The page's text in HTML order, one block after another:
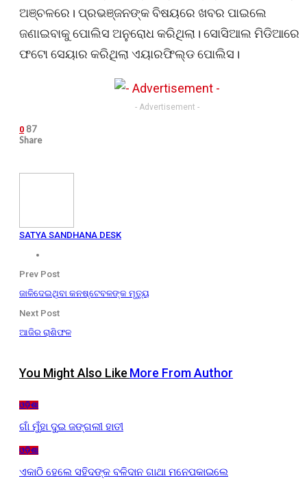
ଅଞ୍ଚଳରେ। ପ୍ରଭଞ୍ଜନଙ୍କ ବିଷୟରେ ଖବର ପାଇଲେ
ଜଣାଇବାକୁ ପୋଲିସ ଅନୁରୋଧ କରିଥିଲା। ସୋସିଆଲ ମିଡିଆରେ
ଫଟୋ ସେୟାର କରିଥିଲା ଏୟାରଫିଲ୍ଡ ପୋଲିସ।
- Advertisement -
0 87
Share
SATYA SANDHANA DESK
Prev Post
ଜାଳିଦେଇଥିବା କନଷ୍ଟେବଳଙ୍କ ମୃତ୍ୟୁ
Next Post
ଆଜିର ରାଶିଫଳ
You Might Also Like More From Author
ଓଡ଼ିଶା
ଗାଁ ମୁଁହା ଦୁଇ ଜଙ୍ଗଲୀ ହାତୀ
ଓଡ଼ିଶା
ଏକାଠି ହେଲେ ସହିଦଙ୍କ ବଳିଦାନ ଗାଥା ମନେପକାଇଲେ